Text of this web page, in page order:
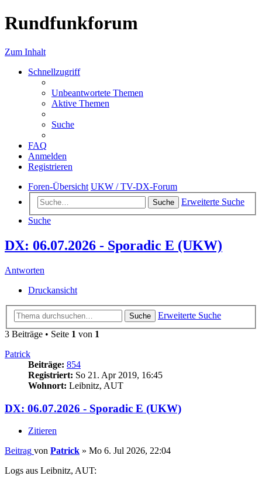
Rundfunkforum
Zum Inhalt
Schnellzugriff
Unbeantwortete Themen
Aktive Themen
Suche
FAQ
Anmelden
Registrieren
Foren-Übersicht UKW / TV-DX-Forum
Suche
Erweiterte Suche
Suche
DX: 06.07.2026 - Sporadic E (UKW)
Antworten
Druckansicht
Suche
Erweiterte Suche
3 Beiträge • Seite 1 von 1
Patrick
Beiträge: 854
Registriert: So 21. Apr 2019, 16:45
Wohnort: Leibnitz, AUT
DX: 06.07.2026 - Sporadic E (UKW)
Zitieren
Beitrag von Patrick » Mo 6. Jul 2026, 22:04
Logs aus Leibnitz, AUT: